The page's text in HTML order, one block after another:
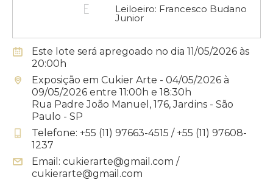
Leiloeiro: Francesco Budano
Junior
Este lote será apregoado no dia 11/05/2026 às
20:00h
Exposição em Cukier Arte - 04/05/2026 à
09/05/2026 entre 11:00h e 18:30h
Rua Padre João Manuel, 176, Jardins - São
Paulo - SP
Telefone: +55 (11) 97663-4515 / +55 (11) 97608-
1237
Email: cukierarte@gmail.com /
cukierarte@gmail.com